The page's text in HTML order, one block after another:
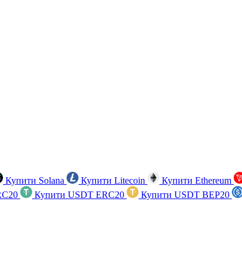
Купити Solana Купити Litecoin Купити Ethereum
Купити USDT ERC20 Купити USDT BEP20